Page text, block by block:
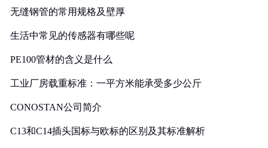
无缝钢管的常用规格及壁厚
生活中常见的传感器有哪些呢
PE100管材的含义是什么
工业厂房载重标准：一平方米能承受多少公斤
CONOSTAN公司简介
C13和C14插头国标与欧标的区别及其标准解析